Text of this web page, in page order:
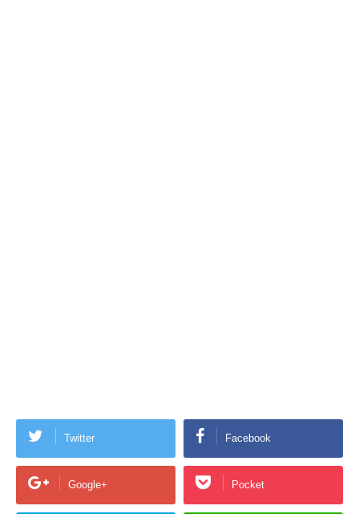
Twitter Facebook
Google+ Pocket